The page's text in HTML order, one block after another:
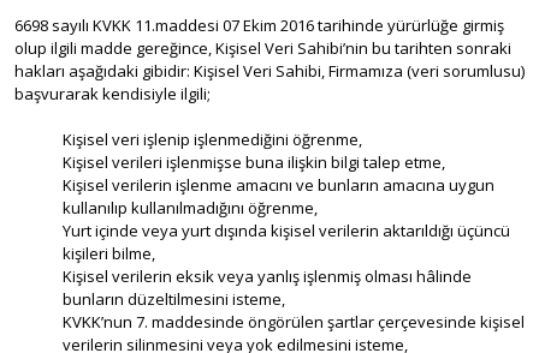
6698 sayılı KVKK 11.maddesi 07 Ekim 2016 tarihinde yürürlüğe girmiş
olup ilgili madde gereğince, Kişisel Veri Sahibi’nin bu tarihten sonraki
hakları aşağıdaki gibidir: Kişisel Veri Sahibi, Firmamıza (veri sorumlusu)
başvurarak kendisiyle ilgili;
Kişisel veri işlenip işlenmediğini öğrenme,
Kişisel verileri işlenmişse buna ilişkin bilgi talep etme,
Kişisel verilerin işlenme amacını ve bunların amacına uygun
kullanılıp kullanılmadığını öğrenme,
Yurt içinde veya yurt dışında kişisel verilerin aktarıldığı üçüncü
kişileri bilme,
Kişisel verilerin eksik veya yanlış işlenmiş olması hâlinde
bunların düzeltilmesini isteme,
KVKK’nun 7. maddesinde öngörülen şartlar çerçevesinde kişisel
verilerin silinmesini veya yok edilmesini isteme,